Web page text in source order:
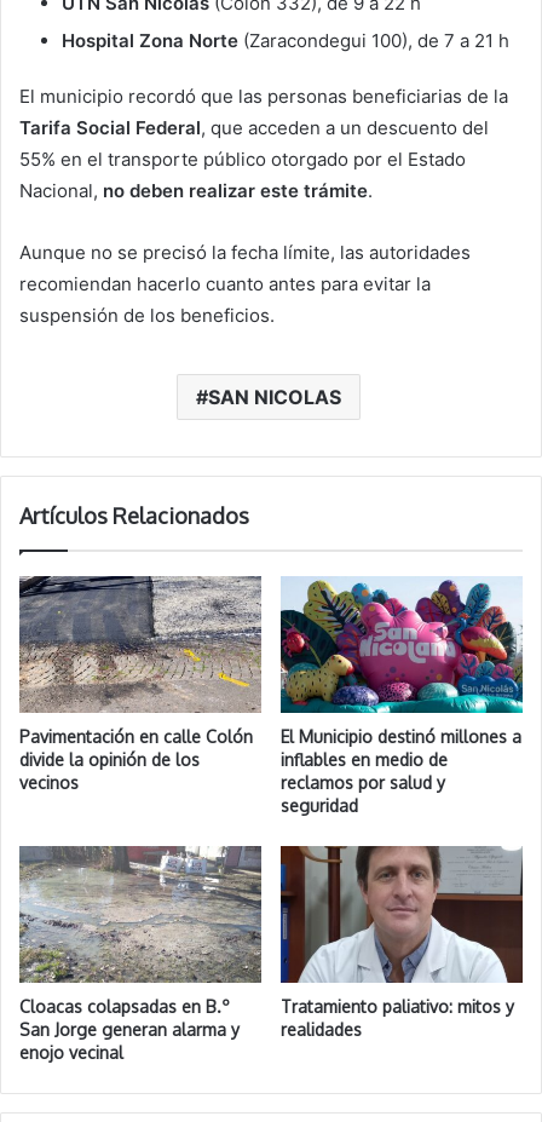
Hospital Zona Norte (Zaracondegui 100), de 7 a 21 h
El municipio recordó que las personas beneficiarias de la
Tarifa Social Federal, que acceden a un descuento del
55% en el transporte público otorgado por el Estado
Nacional, no deben realizar este trámite.
Aunque no se precisó la fecha límite, las autoridades
recomiendan hacerlo cuanto antes para evitar la
suspensión de los beneficios.
SAN NICOLAS
Artículos Relacionados
Pavimentación en calle Colón
divide la opinión de los
vecinos
El Municipio destinó millones a
inflables en medio de
reclamos por salud y
seguridad
Cloacas colapsadas en B.º
San Jorge generan alarma y
enojo vecinal
Tratamiento paliativo: mitos y
realidades